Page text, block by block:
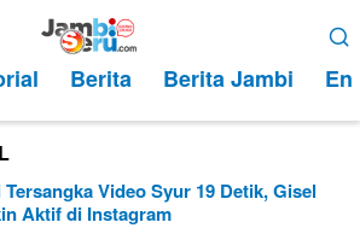
Berita Berita Jambi
Tersangka Video Syur 19 Detik, Gisel
Aktif di Instagram